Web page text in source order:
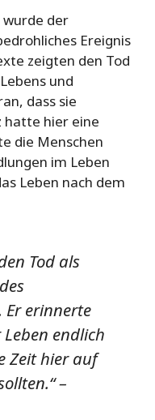
wurde der
Ereignis
zeigten den Tod
und
dass sie
hatte hier eine
die Menschen
im Leben
Leben nach dem
Tod als
Er erinnerte
endlich
Zeit hier auf
–